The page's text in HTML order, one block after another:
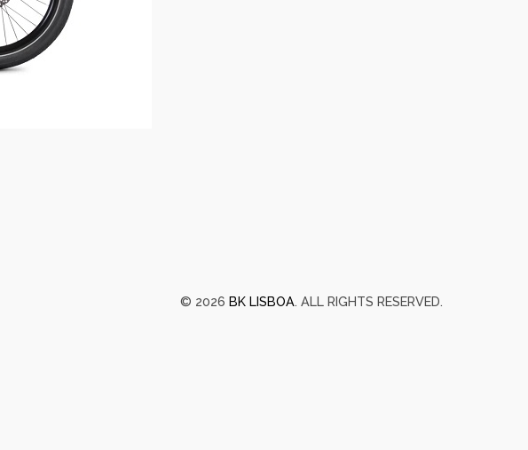
© 2026 BK LISBOA. ALL RIGHTS RESERVED.